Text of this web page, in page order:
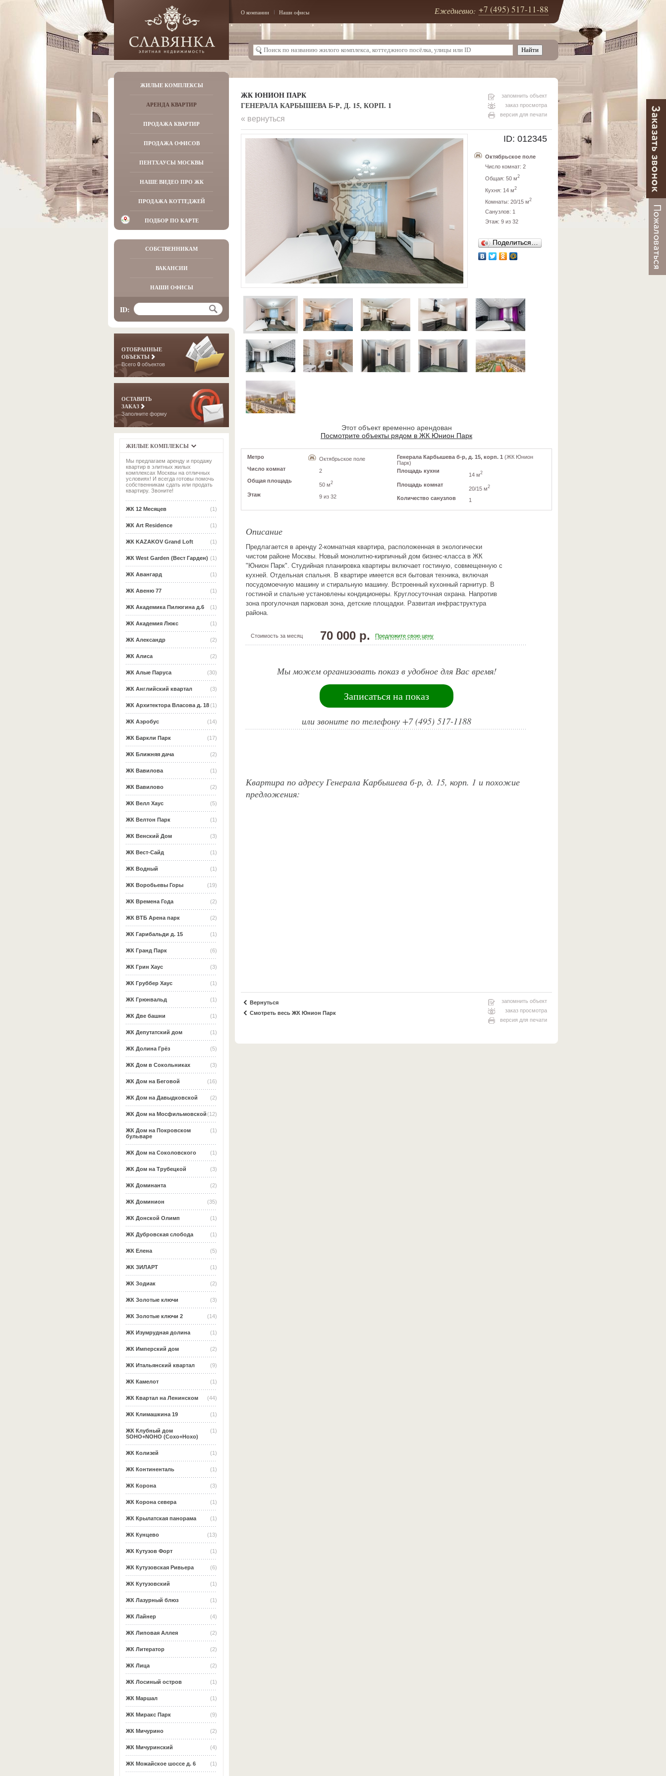
О компании Наши офисы Ежедневно: +7 (495) 517-11-88
ЖИЛЫЕ КОМПЛЕКСЫ
АРЕНДА КВАРТИР
ПРОДАЖА КВАРТИР
ПРОДАЖА ОФИСОВ
ПЕНТХАУСЫ МОСКВЫ
НАШЕ ВИДЕО ПРО ЖК
ПРОДАЖА КОТТЕДЖЕЙ
ПОДБОР ПО КАРТЕ
СОБСТВЕННИКАМ
ВАКАНСИИ
НАШИ ОФИСЫ
ID:
ОТОБРАННЫЕ
ОБЪЕКТЫ
Всего 0 объектов
ОСТАВИТЬ
ЗАКАЗ
Заполните форму
ЖИЛЫЕ КОМПЛЕКСЫ
Мы предлагаем аренду и продажу
квартир в элитных жилых
комплексах Москвы на отличных
условиях! И всегда готовы помочь
собственникам сдать или продать
квартиру. Звоните!
(1)
ЖК 12 Месяцев
(1)
ЖК Art Residence
(1)
ЖК KAZAKOV Grand Loft
(1)
ЖК West Garden (Вест Гарден)
(1)
ЖК Авангард
(1)
ЖК Авеню 77
(1)
ЖК Академика Пилюгина д.6
(1)
ЖК Академия Люкс
(2)
ЖК Александр
(2)
ЖК Алиса
(30)
ЖК Алые Паруса
(3)
ЖК Английский квартал
(1)
ЖК Архитектора Власова д. 18
(14)
ЖК Аэробус
(17)
ЖК Баркли Парк
(2)
ЖК Ближняя дача
(1)
ЖК Вавилова
(2)
ЖК Вавилово
(5)
ЖК Велл Хаус
(1)
ЖК Велтон Парк
(3)
ЖК Венский Дом
(1)
ЖК Вест-Сайд
(1)
ЖК Водный
(19)
ЖК Воробьевы Горы
(2)
ЖК Времена Года
(2)
ЖК ВТБ Арена парк
(1)
ЖК Гарибальди д. 15
(6)
ЖК Гранд Парк
(3)
ЖК Грин Хаус
(1)
ЖК Груббер Хаус
(1)
ЖК Грюнвальд
(1)
ЖК Две башни
(1)
ЖК Депутатский дом
(5)
ЖК Долина Грёз
(3)
ЖК Дом в Сокольниках
(16)
ЖК Дом на Беговой
(2)
ЖК Дом на Давыдковской
(12)
ЖК Дом на Мосфильмовской
(1)
ЖК Дом на Покровском
бульваре
(1)
ЖК Дом на Соколовского
(3)
ЖК Дом на Трубецкой
(2)
ЖК Доминанта
(35)
ЖК Доминион
(1)
ЖК Донской Олимп
(1)
ЖК Дубровская слобода
(5)
ЖК Елена
(1)
ЖК ЗИЛАРТ
(2)
ЖК Зодиак
(3)
ЖК Золотые ключи
(14)
ЖК Золотые ключи 2
(1)
ЖК Изумрудная долина
(2)
ЖК Имперский дом
(9)
ЖК Итальянский квартал
(1)
ЖК Камелот
(44)
ЖК Квартал на Ленинском
(1)
ЖК Климашкина 19
(1)
ЖК Клубный дом
SOHO+NOHO (Сохо+Нохо)
(1)
ЖК Колизей
(1)
ЖК Континенталь
(3)
ЖК Корона
(1)
ЖК Корона севера
(1)
ЖК Крылатская панорама
(13)
ЖК Кунцево
(1)
ЖК Кутузов Форт
(6)
ЖК Кутузовская Ривьера
(1)
ЖК Кутузовский
(1)
ЖК Лазурный блюз
(4)
ЖК Лайнер
(2)
ЖК Липовая Аллея
(2)
ЖК Литератор
(2)
ЖК Лица
(1)
ЖК Лосиный остров
(1)
ЖК Маршал
(9)
ЖК Миракс Парк
(2)
ЖК Мичурино
(4)
ЖК Мичуринский
(1)
ЖК Можайское шоссе д. 6
ЖК ЮНИОН ПАРК
ГЕНЕРАЛА КАРБЫШЕВА Б-Р, Д. 15, КОРП. 1
запомнить объект
заказ просмотра
версия для печати
« вернуться
ID: 012345
Октябрьское поле
Число комнат: 2
Общая: 50 м2
Кухня: 14 м2
Комнаты: 20/15 м2
Санузлов: 1
Этаж: 9 из 32
Поделиться…
Этот объект временно арендован
Посмотрите объекты рядом в ЖК Юнион Парк
Метро
Октябрьское поле
Число комнат
2
Общая площадь
50 м2
Этаж 9 из 32
Генерала Карбышева б-р, д. 15, корп. 1 (ЖК Юнион
Парк)
Площадь кухни
14 м2
Площадь комнат
20/15 м2
Количество санузлов 1
Описание
Предлагается в аренду 2-комнатная квартира, расположенная в экологически
чистом районе Москвы. Новый монолитно-кирпичный дом бизнес-класса в ЖК
"Юнион Парк". Студийная планировка квартиры включает гостиную, совмещенную с
кухней. Отдельная спальня. В квартире имеется вся бытовая техника, включая
посудомоечную машину и стиральную машину. Встроенный кухонный гарнитур. В
гостиной и спальне установлены кондиционеры. Круглосуточная охрана. Напротив
зона прогулочная парковая зона, детские площадки. Развитая инфраструктура
района.
Стоимость за месяц 70 000 р. Предложите свою цену
Мы можем организовать показ в удобное для Вас время!
Записаться на показ
или звоните по телефону +7 (495) 517-1188
Квартира по адресу Генерала Карбышева б-р, д. 15, корп. 1 и похожие
предложения:
Вернуться
Смотреть весь ЖК Юнион Парк
запомнить объект
заказ просмотра
версия для печати